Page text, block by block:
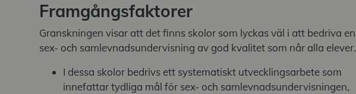
Framgångsfaktorer
Granskningen visar att det finns skolor som lyckas väl i att bedriva en
sex- och samlevnadsundervisning av god kvalitet som når alla elever.
I dessa skolor bedrivs ett systematiskt utvecklingsarbete som
innefattar tydliga mål för sex- och samlevnadsundervisningen,